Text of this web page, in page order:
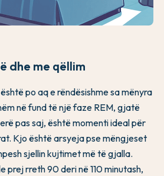
dhe me qëllim
po aq e rëndësishme sa mënyra
në fund të një faze REM, gjatë
pas saj, është momenti ideal për
Kjo është arsyeja pse mëngjeset
sjellin kujtimet më të gjalla.
prej rreth 90 deri në 110 minutash,